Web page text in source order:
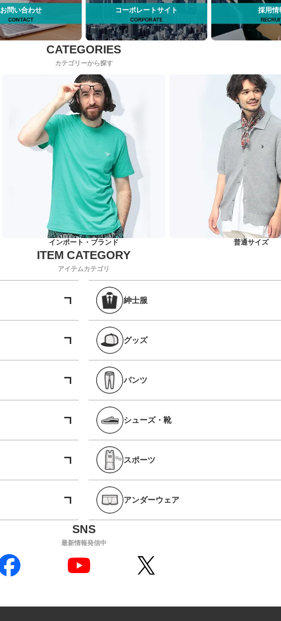
お問い合わせ コーポレートサイト 採用情
カテゴリーから探す
インポート・ブランド 普通サイズ
アイテムカテゴリ
紳士服
グッズ
パンツ
シューズ・靴
スポーツ
アンダーウェア
最新情報発信中